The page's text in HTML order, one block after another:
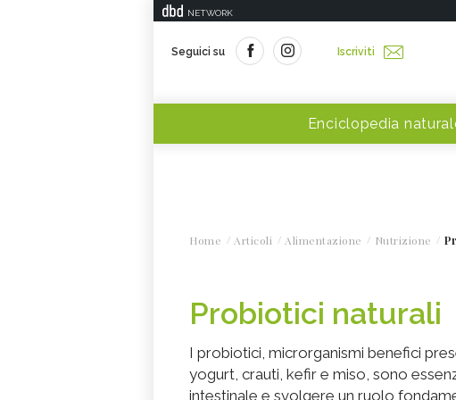
NETWORK
Seguici su Iscriviti
Enciclopedia
Home Articoli Alimentazione Nutrizione
Probiotici naturali
I probiotici, microrganismi benefici
yogurt, crauti, kefir e miso, sono
intestinale e svolgere un ruolo